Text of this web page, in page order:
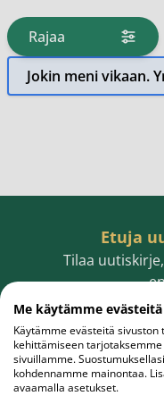
Rajaa
tuotteita
Jokin meni vikaan.
Etuja
Tilaa
Me käytämme evästeitä
Käytämme evästeitä
kehittämiseen
sivuillamme.
kohdennamme mainontaa.
avaamalla asetukset.